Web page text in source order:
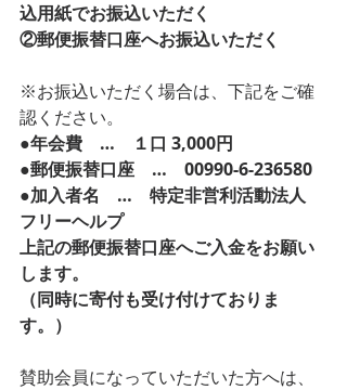
込用紙でお振込いただく
②郵便振替口座へお振込いただく
※お振込いただく場合は、下記をご確
認ください。
●年会費　…　１口 3,000円
●郵便振替口座　…　00990-6-236580
●加入者名　…　特定非営利活動法人
フリーヘルプ
上記の郵便振替口座へご入金をお願い
します。 ​
（同時に寄付も受け付けておりま
す。）
賛助会員になっていただいた方へは、